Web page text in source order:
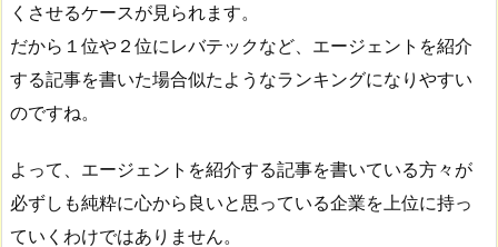
くさせるケースが見られます。
だから１位や２位にレバテックなど、エージェントを紹介
する記事を書いた場合似たようなランキングになりやすい
のですね。
よって、エージェントを紹介する記事を書いている方々が
必ずしも純粋に心から良いと思っている企業を上位に持っ
ていくわけではありません。